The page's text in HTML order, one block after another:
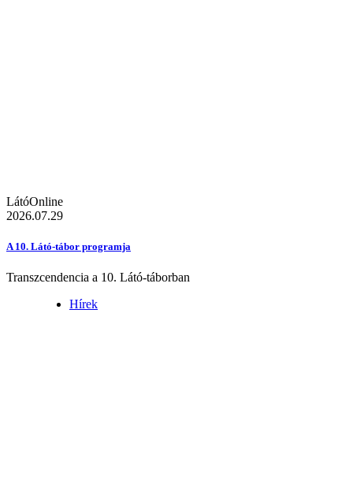
LátóOnline
2026.07.29
A 10. Látó-tábor programja
Transzcendencia a 10. Látó-táborban
Hírek